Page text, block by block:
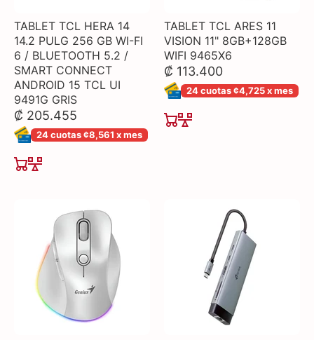
TABLET TCL HERA 14
14.2 PULG 256 GB WI-FI
6 / BLUETOOTH 5.2 /
SMART CONNECT
ANDROID 15 TCL UI
9491G GRIS
₡ 205.455
24 cuotas ¢8,561 x mes
TABLET TCL ARES 11
VISION 11" 8GB+128GB
WIFI 9465X6
₡ 113.400
24 cuotas ¢4,725 x mes